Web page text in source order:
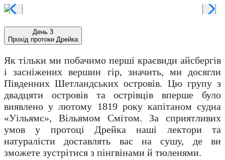
День 3
Прохід протоки Дрейка
Як тільки ми побачимо перші краєвиди айсбергів
і засніжених вершин гір, значить, ми досягли
Південних Шетландських островів. Цю групу з
двадцяти островів та острівців вперше було
виявлено у лютому 1819 року капітаном судна
«Уільямс», Вільямом Смітом. За сприятливих
умов у протоці Дрейка наші лектори та
натуралісти доставлять вас на сушу, де ви
зможете зустрітися з пінгвінами й тюленями.